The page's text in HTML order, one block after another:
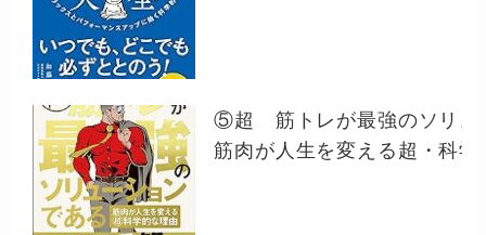
⑤超 筋トレが最強のソリュ
筋肉が人生を変える超・科学